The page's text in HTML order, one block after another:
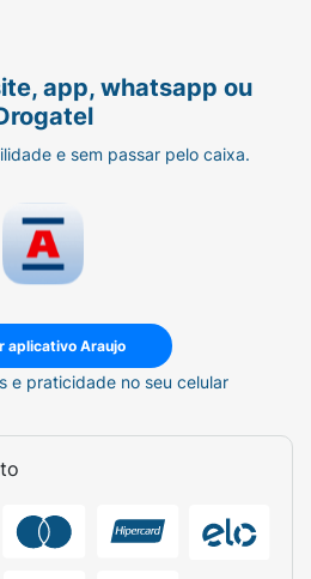
C, mas deve ser
app, whatsapp ou
e sem passar pelo caixa.
aplicativo Araujo
e praticidade no seu celular